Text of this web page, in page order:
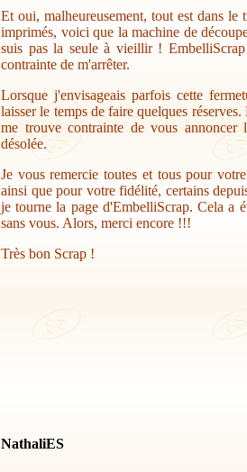
Et oui, malheureusement, tout est dans
imprimés, voici que la machine de
suis pas la seule à vieillir !
contrainte de m'arrêter.
Lorsque j'envisageais parfois cette
laisser le temps de faire quelques
me trouve contrainte de vous annoncer
désolée.
Je vous remercie toutes et tous pour
ainsi que pour votre fidélité, certains
je tourne la page d'EmbelliScrap. Cela a
sans vous. Alors, merci encore !!!
Très bon Scrap !
NathaliES